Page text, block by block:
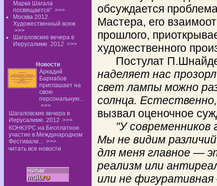
Марка Шагала
посвящается" >>>
Москва 2012.
Художественный вояж
>>>
Шагаловские вечера в
Иерусалиме. 2012 >>>
Новости
Аркадий
Барнабов
приглашает на
свою
персональную...
>>>
Шагаловские вечера в
Иерусалиме. 2012 >>>
КОНКУРС на Бесплатное
участие в Международном
Фестивале... >>>
читать все новости
обсуждается
Мастера, его
прошлого,
художественного
Постулат
наделяет нас
свет лампы можно
солнца.
вызвал оценочное
"У современников
Мы не видим
для меня главное —
реализм или
или не